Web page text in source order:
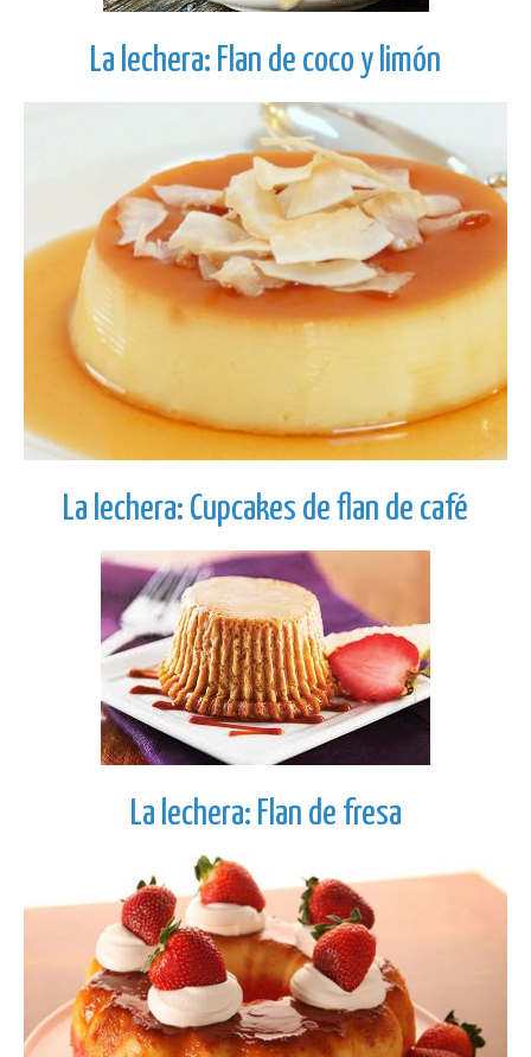
La lechera: Flan de coco y limón
La lechera: Cupcakes de flan de café
La lechera: Flan de fresa